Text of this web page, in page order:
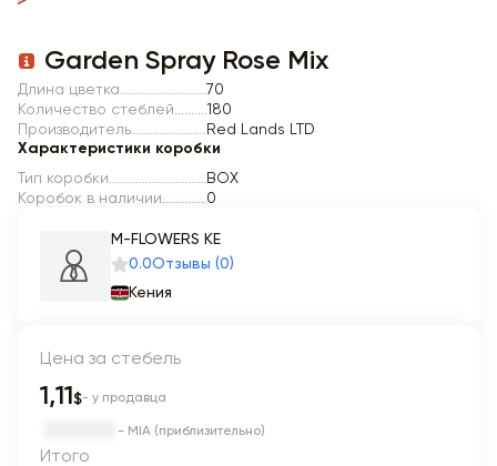
Item 1 of 1
Garden Spray Rose Mix
Длина цветка
70
Количество стеблей
180
Производитель
Red Lands LTD
Характеристики коробки
Тип коробки
BOX
Коробок в наличии
0
M-FLOWERS KE
0.0Отзывы (0)
Кения
Цена за стебель
1,11 $- у продавца
- MIA (приблизительно)
Итого